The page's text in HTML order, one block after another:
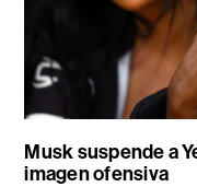
Musk suspende a
imagen ofensiva